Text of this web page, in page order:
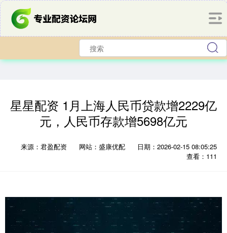
星星配资 1月上海人民币贷款增2229亿
元，人民币存款增5698亿元
来源：君盈配资 网站：盛康优配
日期：2026-02-15 08:05:25
查看：111